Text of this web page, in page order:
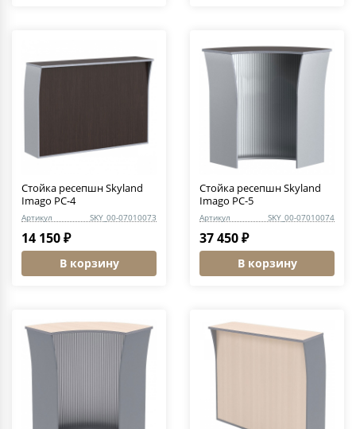
Стойка ресепшн Skyland
Imago РС-4
Артикул SKY_00-07010073
14 150 ₽
В корзину
Стойка ресепшн Skyland
Imago РС-5
Артикул SKY_00-07010074
37 450 ₽
В корзину